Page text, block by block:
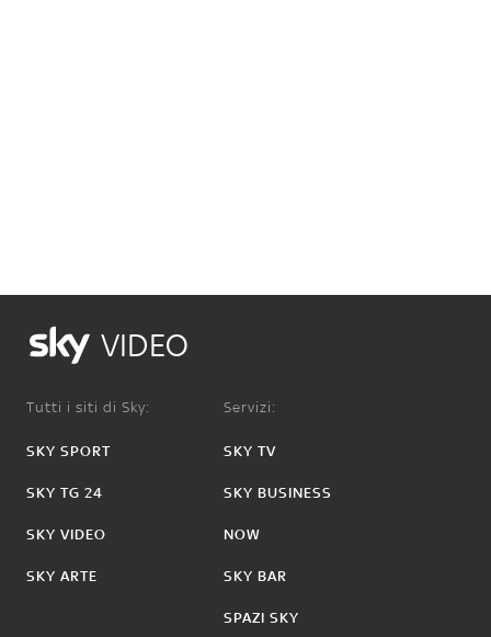
VIDEO
Tutti i siti di Sky:
SKY SPORT
SKY TG 24
SKY VIDEO
SKY ARTE
Servizi:
SKY TV
SKY BUSINESS
NOW
SKY BAR
SPAZI SKY